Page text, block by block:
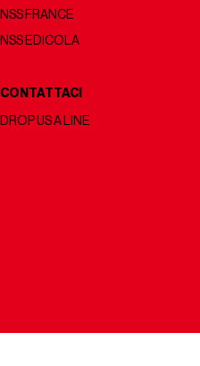
NSS FRANCE
NSS EDICOLA
CONTATTACI
DROP US A LINE